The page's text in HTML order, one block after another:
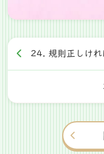
24. 規則正しけれ